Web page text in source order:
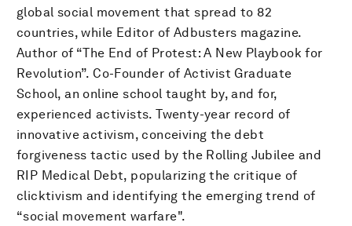
global social movement that spread to 82
countries, while Editor of Adbusters magazine.
Author of “The End of Protest: A New Playbook for
Revolution”. Co-Founder of Activist Graduate
School, an online school taught by, and for,
experienced activists. Twenty-year record of
innovative activism, conceiving the debt
forgiveness tactic used by the Rolling Jubilee and
RIP Medical Debt, popularizing the critique of
clicktivism and identifying the emerging trend of
“social movement warfare".